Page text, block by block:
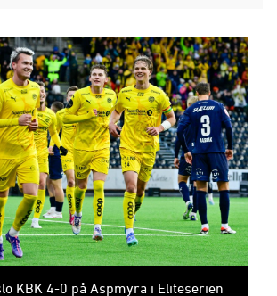
KBK 4-0 på Aspmyra i Eliteserien